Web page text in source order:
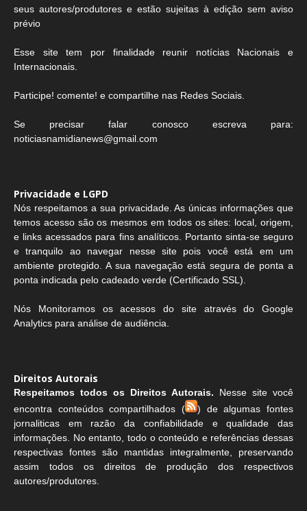
seus autores/produtores e estão sujeitas à edição sem aviso
prévio
Esse site tem por finalidade reunir notícias Nacionais e
Internacionais.
Participe! comente! e compartilhe nas Redes Sociais.
Se precisar falar conosco escreva para:
noticiasnamidianews@gmail.com
Privacidade e LGPD
Nós respeitamos a sua privacidade. As únicas informações que
temos acesso são os mesmos em todos os sites: local, origem,
e links acessados para fins analíticos. Portanto sinta-se seguro
e tranquilo ao navegar nesse site pois você está em um
ambiente protegido. A sua navegação está segura de ponta a
ponta indicada pelo cadeado verde (Certificado SSL).
Nós Monitoramos os acessos do site através do Google
Analytics para análise de audiência.
Direitos Autorais
Respeitamos todos os Direitos Autorais. Nesse site você
encontra conteúdos compartilhados (
) de algumas fontes
jornaliticas em razão da confiabilidade e qualidade das
informações. No entanto, todo o conteúdo e referências dessas
respectivas fontes são mantidas integralmente, preservando
assim todos os direitos de produção dos respectivos
autores/produtores.